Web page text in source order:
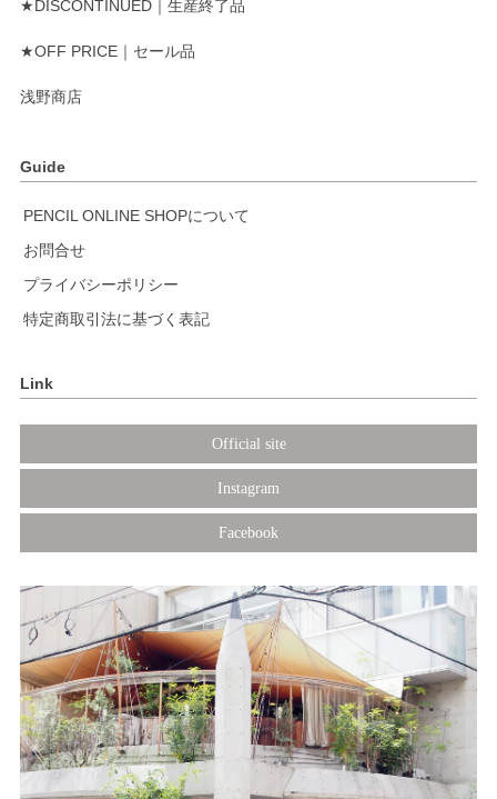
★DISCONTINUED｜生産終了品
★OFF PRICE｜セール品
浅野商店
Guide
PENCIL ONLINE SHOPについて
お問合せ
プライバシーポリシー
特定商取引法に基づく表記
Link
Official site
Instagram
Facebook